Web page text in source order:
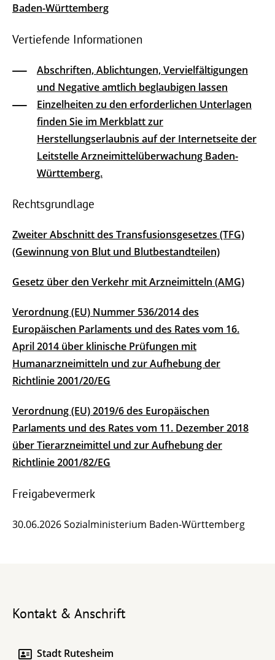
Baden-Württemberg
Vertiefende Informationen
Abschriften, Ablichtungen, Vervielfältigungen
und Negative amtlich beglaubigen lassen
Einzelheiten zu den erforderlichen Unterlagen
finden Sie im Merkblatt zur
Herstellungserlaubnis auf der Internetseite der
Leitstelle Arzneimittelüberwachung Baden-
Württemberg.
Rechtsgrundlage
Zweiter Abschnitt des Transfusionsgesetzes (TFG)
(Gewinnung von Blut und Blutbestandteilen)
Gesetz über den Verkehr mit Arzneimitteln (AMG)
Verordnung (EU) Nummer 536/2014 des
Europäischen Parlaments und des Rates vom 16.
April 2014 über klinische Prüfungen mit
Humanarzneimitteln und zur Aufhebung der
Richtlinie 2001/20/EG
Verordnung (EU) 2019/6 des Europäischen
Parlaments und des Rates vom 11. Dezember 2018
über Tierarzneimittel und zur Aufhebung der
Richtlinie 2001/82/EG
Freigabevermerk
30.06.2026 Sozialministerium Baden-Württemberg
Kontakt & Anschrift
Stadt Rutesheim